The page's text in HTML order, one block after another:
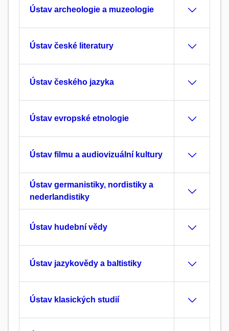
Ústav archeologie a muzeologie
Ústav české literatury
Ústav českého jazyka
Ústav evropské etnologie
Ústav filmu a audiovizuální kultury
Ústav germanistiky, nordistiky a
nederlandistiky
Ústav hudební vědy
Ústav jazykovědy a baltistiky
Ústav klasických studií